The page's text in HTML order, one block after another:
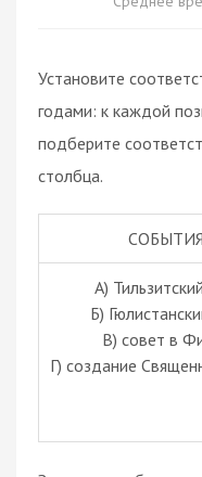
Установите
годами: к каждой
подберите
столбца.
СОБЫТИЯ
А)
Б)
В) совет в
Г) создание